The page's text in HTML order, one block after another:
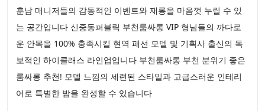
훈남 매니저들의 감동적인 이벤트와 재롱을 마음껏 누릴 수 있
는 공간입니다 신중동퍼블릭 부천룸싸롱 VIP 형님들의 까다로
운 안목을 100% 충족시킬 현역 패션 모델 및 기획사 출신의 독
보적인 하이클래스 라인업입니다 부천룸싸롱 부천 분위기 좋은
룸싸롱 추천! 모델 느낌의 세련된 스타일과 고급스러운 인테리
어로 특별한 밤을 완성할 수 있습니다